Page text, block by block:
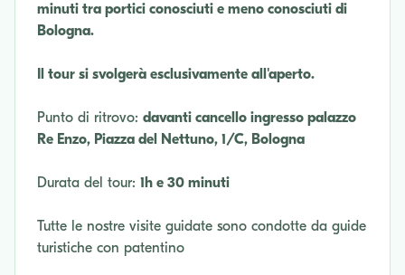
minuti tra portici conosciuti e meno conosciuti di
Bologna.
Il tour si svolgerà esclusivamente all'aperto.
Punto di ritrovo: davanti cancello ingresso palazzo
Re Enzo, Piazza del Nettuno, 1/C, Bologna
Durata del tour: 1h e 30 minuti
Tutte le nostre visite guidate sono condotte da guide
turistiche con patentino